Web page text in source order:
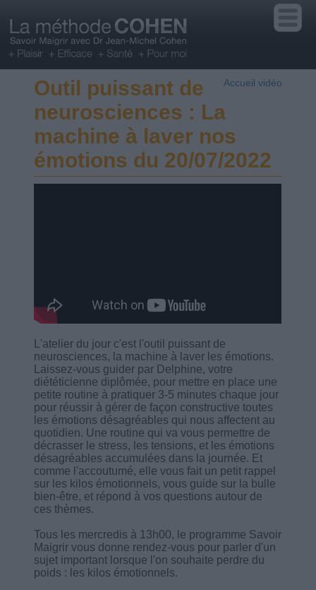
Accueil vidéo
Outil puissant de
neurosciences : La
machine à laver nos
émotions du 20/07/2022
L'atelier du jour c'est l'outil puissant de
neurosciences, la machine à laver les émotions.
Laissez-vous guider par Delphine, votre
diététicienne diplômée, pour mettre en place une
petite routine à pratiquer 3-5 minutes chaque jour
pour réussir à gérer de façon constructive toutes
les émotions désagréables qui nous affectent au
quotidien. Une routine qui va vous permettre de
décrasser le stress, les tensions, et les émotions
désagréables accumulées dans la journée. Et
comme l'accoutumé, elle vous fait un petit rappel
sur les kilos émotionnels, vous guide sur la bulle
bien-être, et répond à vos questions autour de
ces thèmes.
Tous les mercredis à 13h00, le programme Savoir
Maigrir vous donne rendez-vous pour parler d'un
sujet important lorsque l'on souhaite perdre du
poids : les kilos émotionnels.